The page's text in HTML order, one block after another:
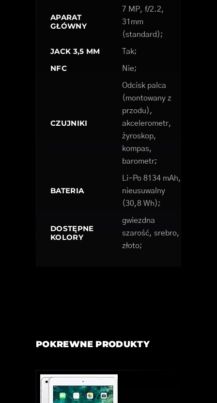
APARAT
GŁÓWNY
7 MP, f/2.2,
31mm
(standard);
JACK 3,5 MM Tak;
NFC Nie;
CZUJNIKI
Odcisk palca
(montowany z
przodu),
akcelerometr,
żyroskop,
kompas,
barometr;
BATERIA
Li-Po 8134 mAh,
nieusuwalny
(30,8 Wh);
DOSTĘPNE
KOLORY
gwiezdna
szarość, srebro,
złoto;
POKREWNE PRODUKTY